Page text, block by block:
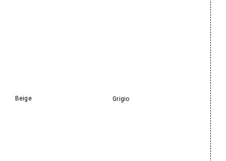
Beige Grigio